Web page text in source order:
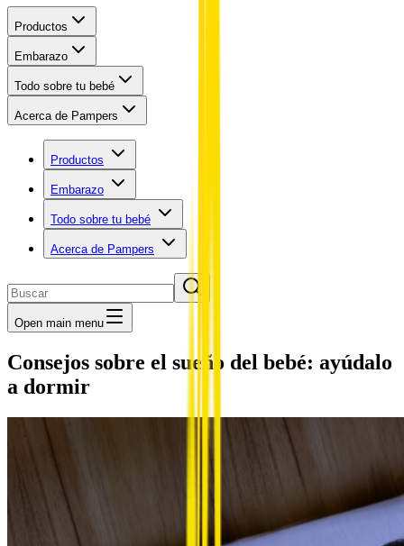
Productos
Embarazo
Todo sobre tu bebé
Acerca de Pampers
Productos
Embarazo
Todo sobre tu bebé
Acerca de Pampers
Open main menu
Consejos sobre el sueño del bebé: ayúdalo
a dormir